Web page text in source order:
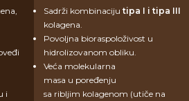
i
Sadrži kombinaciju tipa I i tipa III
kolagena.
Povoljna bioraspoloživost u
hidrolizovanom obliku.
Veća molekularna
masa u poređenju
sa ribljim kolagenom (utiče na